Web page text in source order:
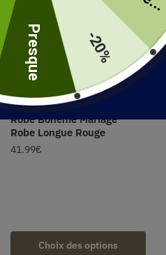
Robe Bohème Mariage
Robe Longue Rouge
41.99€
Choix des options
-20%
Presque